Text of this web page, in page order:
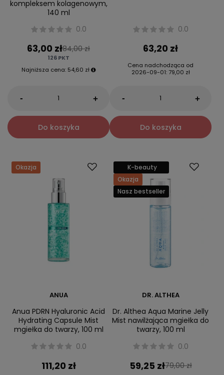
kompleksem kolagenowym,
140 ml
0.0
63,00 zł84,00 zł
126PKT
Najniższa cena: 54,60 zł
- +
Do koszyka
0.0
63,20 zł
Cena nadchodząca od
2026-09-01: 79,00 zł
- +
Do koszyka
Okazja
ANUA
Anua PDRN Hyaluronic Acid
Hydrating Capsule Mist
mgiełka do twarzy, 100 ml
0.0
111,20 zł
K-beauty
Okazja
Nasz bestseller
DR. ALTHEA
Dr. Althea Aqua Marine Jelly
Mist nawilżająca mgiełka do
twarzy, 100 ml
0.0
59,25 zł79,00 zł